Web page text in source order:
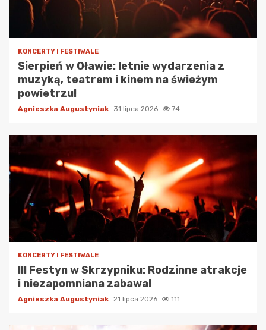
KONCERTY I FESTIWALE
Sierpień w Oławie: letnie wydarzenia z
muzyką, teatrem i kinem na świeżym
powietrzu!
Agnieszka Augustyniak 31 lipca 2026 74
KONCERTY I FESTIWALE
III Festyn w Skrzypniku: Rodzinne atrakcje
i niezapomniana zabawa!
Agnieszka Augustyniak 21 lipca 2026 111